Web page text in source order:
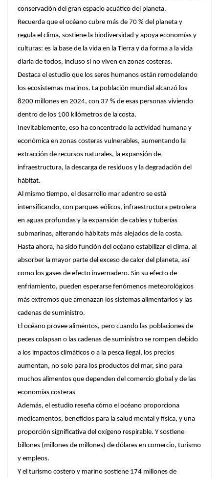
conservación del gran espacio acuático del planeta.
Recuerda que el océano cubre más de 70 % del planeta y
regula el clima, sostiene la biodiversidad y apoya economías y
culturas: es la base de la vida en la Tierra y da forma a la vida
diaria de todos, incluso si no viven en zonas costeras.
Destaca el estudio que los seres humanos están remodelando
los ecosistemas marinos. La población mundial alcanzó los
8200 millones en 2024, con 37 % de esas personas viviendo
dentro de los 100 kilómetros de la costa.
Inevitablemente, eso ha concentrado la actividad humana y
económica en zonas costeras vulnerables, aumentando la
extracción de recursos naturales, la expansión de
infraestructura, la descarga de residuos y la degradación del
hábitat.
Al mismo tiempo, el desarrollo mar adentro se está
intensificando, con parques eólicos, infraestructura petrolera
en aguas profundas y la expansión de cables y tuberías
submarinas, alterando hábitats más alejados de la costa.
Hasta ahora, ha sido función del océano estabilizar el clima, al
absorber la mayor parte del exceso de calor del planeta, así
como los gases de efecto invernadero. Sin su efecto de
enfriamiento, pueden esperarse fenómenos meteorológicos
más extremos que amenazan los sistemas alimentarios y las
cadenas de suministro.
El océano provee alimentos, pero cuando las poblaciones de
peces colapsan o las cadenas de suministro se rompen debido
a los impactos climáticos o a la pesca ilegal, los precios
aumentan, no solo para los productos del mar, sino para
muchos alimentos que dependen del comercio global y de las
economías costeras
Además, el estudio reseña cómo el océano proporciona
medicamentos, beneficios para la salud mental y física, y una
proporción significativa del oxígeno respirable. Y sostiene
billones (millones de millones) de dólares en comercio, turismo
y empleos.
Y el turismo costero y marino sostiene 174 millones de